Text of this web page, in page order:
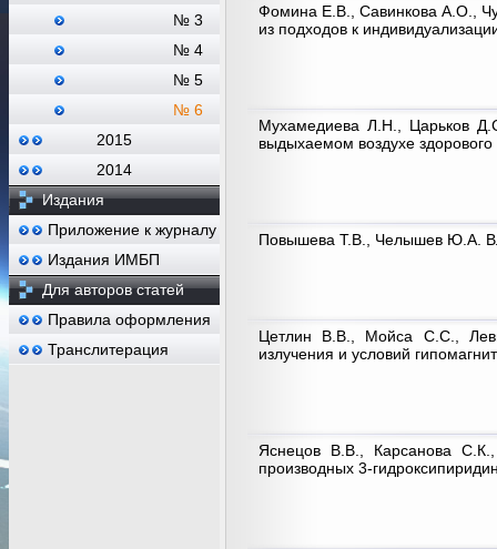
№ 3
№ 4
№ 5
№ 6
2015
2014
Издания
Приложение к журналу
Издания ИМБП
Для авторов статей
Правила оформления
Транслитерация
Фомина Е.В., Савинкова А.О.,
из подходов к
Мухамедиева Л.Н., Царьков
выдыхаемом воздухе
Повышева Т.В., Челышев Ю.А.
Цетлин В.В., Мойса С.С.,
излучения и условий
Яснецов В.В., Карсанова
производных 3-